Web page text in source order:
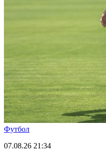
Футбол
07.08.26 21:34